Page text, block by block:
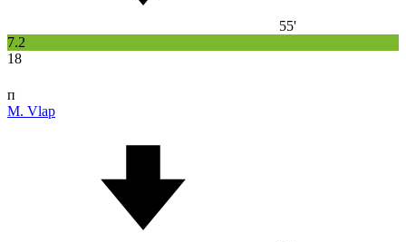
55'
7.2
18
п
M. Vlap